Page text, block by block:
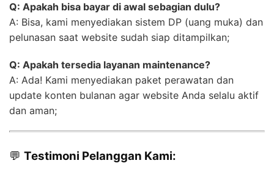
Q: Apakah bisa bayar di awal sebagian dulu?
A: Bisa, kami menyediakan sistem DP (uang muka) dan
pelunasan saat website sudah siap ditampilkan;
Q: Apakah tersedia layanan maintenance?
A: Ada! Kami menyediakan paket perawatan dan
update konten bulanan agar website Anda selalu aktif
dan aman;
💬 Testimoni Pelanggan Kami: